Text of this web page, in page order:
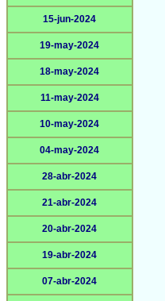
15-jun-2024
19-may-2024
18-may-2024
11-may-2024
10-may-2024
04-may-2024
28-abr-2024
21-abr-2024
20-abr-2024
19-abr-2024
07-abr-2024